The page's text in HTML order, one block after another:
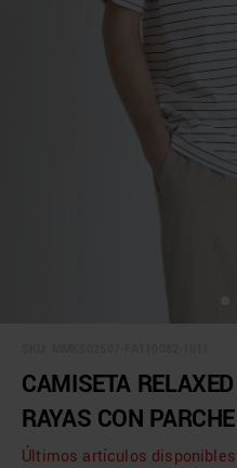
CAMISETA
RAYAS CON
Últimos artículos disponibles